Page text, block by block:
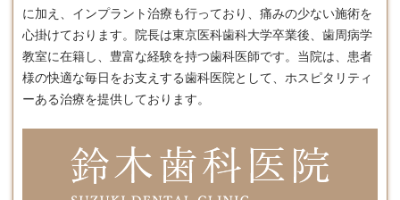
に加え、 インプラント 治療も行っており、痛みの少ない施術を
心掛けております。​院長は東京医科歯科大学卒業後、歯周病学
教室に在籍し、豊富な経験を持つ歯科医師です。​当院は、患者
様の快適な毎日をお支えする歯科医院として、ホスピタリティ
ーある治療を提供しております。